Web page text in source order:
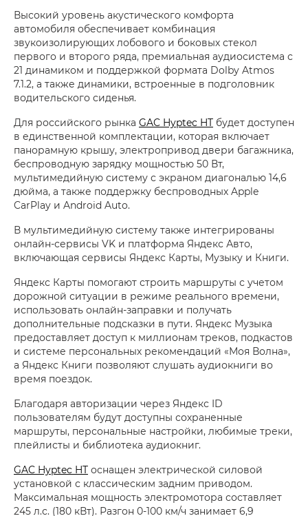
Высокий уровень акустического комфорта
автомобиля обеспечивает комбинация
звукоизолирующих лобового и боковых стекол
первого и второго ряда, премиальная аудиосистема с
21 динамиком и поддержкой формата Dolby Atmos
7.1.2, а также динамики, встроенные в подголовник
водительского сиденья.
Для российского рынка GAC Hyptec HT будет доступен
в единственной комплектации, которая включает
панорамную крышу, электропривод двери багажника,
беспроводную зарядку мощностью 50 Вт,
мультимедийную систему с экраном диагональю 14,6
дюйма, а также поддержку беспроводных Apple
CarPlay и Android Auto.
В мультимедийную систему также интегрированы
онлайн-сервисы VK и платформа Яндекс Авто,
включающая сервисы Яндекс Карты, Музыку и Книги.
Яндекс Карты помогают строить маршруты с учетом
дорожной ситуации в режиме реального времени,
использовать онлайн-заправки и получать
дополнительные подсказки в пути. Яндекс Музыка
предоставляет доступ к миллионам треков, подкастов
и системе персональных рекомендаций «Моя Волна»,
а Яндекс Книги позволяют слушать аудиокниги во
время поездок.
Благодаря авторизации через Яндекс ID
пользователям будут доступны сохраненные
маршруты, персональные настройки, любимые треки,
плейлисты и библиотека аудиокниг.
GAC Hyptec HT оснащен электрической силовой
установкой с классическим задним приводом.
Максимальная мощность электромотора составляет
245 л.с. (180 кВт). Разгон 0-100 км/ч занимает 6,9